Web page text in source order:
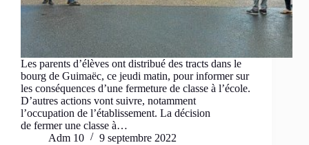
Les parents d’élèves ont distribué des tracts dans le
bourg de Guimaëc, ce jeudi matin, pour informer sur
les conséquences d’une fermeture de classe à l’école.
D’autres actions vont suivre, notamment
l’occupation de l’établissement. La décision
de fermer une classe à…
Adm 10
9 septembre 2022